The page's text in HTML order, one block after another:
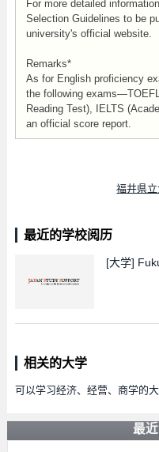
For more detailed
Selection Guidelines to be
university's official website.
Remarks*
As for English proficiency
the following
Reading Test), IELTS
an official score report.
福井県
最近的学校阅历
[大学]
相关的大学
可以学习经济、经营、商学的
最